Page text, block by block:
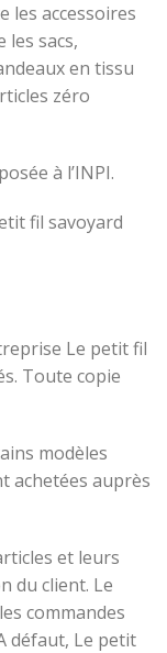
les accessoires
sacs,
en tissu
zéro
à l’INPI.
fil savoyard
Le petit fil
Toute copie
modèles
achetées auprès
et leurs
du client. Le
commandes
défaut, Le petit